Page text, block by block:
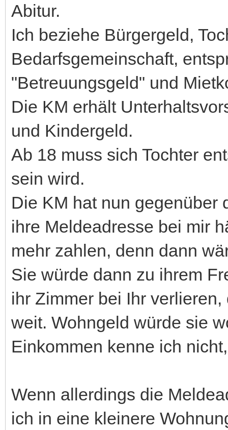
Abitur.
Ich beziehe Bürgergeld,
Bedarfsgemeinschaft,
"Betreuungsgeld" und
Die KM erhält
und Kindergeld.
Ab 18 muss sich Tochter
sein wird.
Die KM hat nun gegenüber
ihre Meldeadresse bei mir
mehr zahlen, denn dann
Sie würde dann zu ihrem
ihr Zimmer bei Ihr
weit. Wohngeld würde sie
Einkommen kenne ich
Wenn allerdings die
ich in eine kleinere